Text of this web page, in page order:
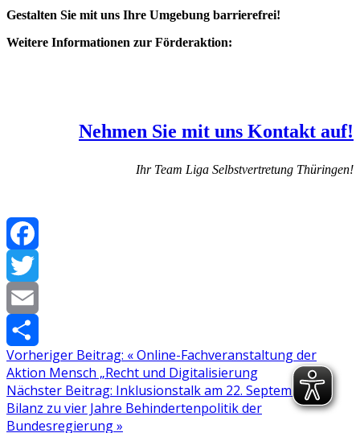
Gestalten Sie mit uns Ihre Umgebung barrierefrei!
Weitere Informationen zur Förderaktion:
Nehmen Sie mit uns Kontakt auf!
Ihr Team Liga Selbstvertretung Thüringen!
Facebook
Twitter
Email
Teilen
Vorheriger Beitrag: «Online-Fachveranstaltung der
Aktion Mensch „Recht und Digitalisierung
Nächster Beitrag: Inklusionstalk am 22. September:
Bilanz zu vier Jahre Behindertenpolitik der
Bundesregierung»